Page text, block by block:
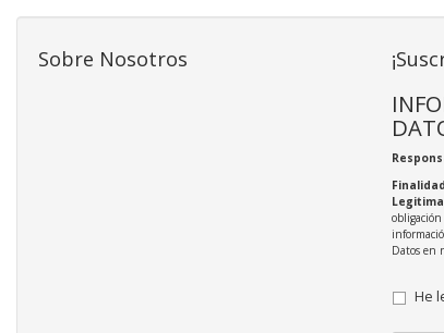
Sobre Nosotros
Finalidad
obligación
Datos en
He